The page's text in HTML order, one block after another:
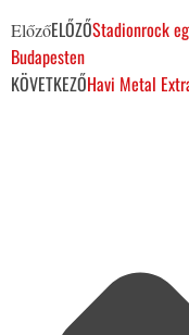
ElőzőELŐZŐStadionrock
Budapesten
KÖVETKEZŐHavi Metal